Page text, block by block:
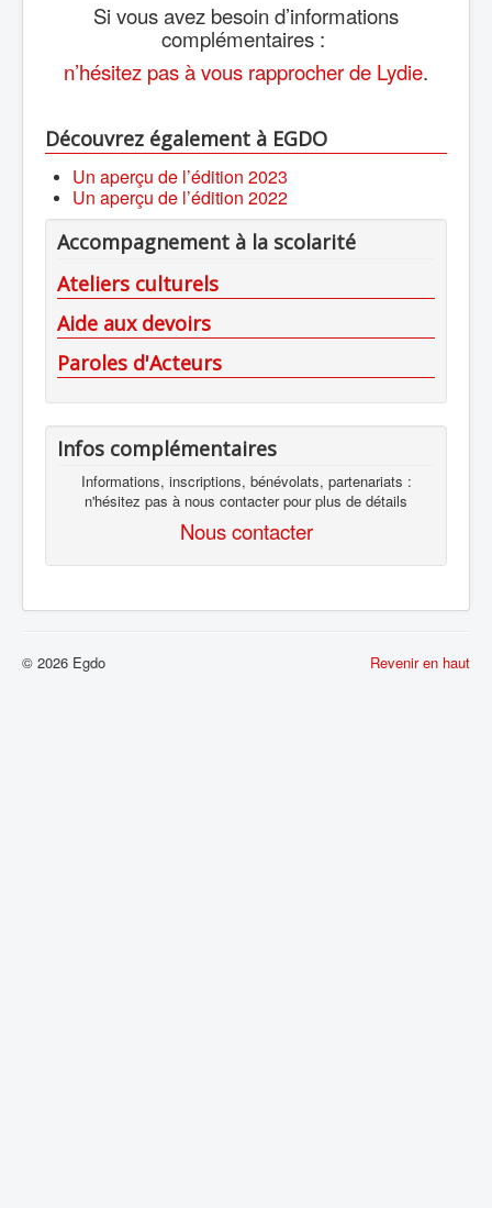
Si vous avez besoin d’informations
complémentaires :
n’hésitez pas à vous rapprocher de Lydie.
Découvrez également à EGDO
Un aperçu de l’édition 2023
Un aperçu de l’édition 2022
Accompagnement à la scolarité
Ateliers culturels
Aide aux devoirs
Paroles d'Acteurs
Infos complémentaires
Informations, inscriptions, bénévolats, partenariats :
n'hésitez pas à nous contacter pour plus de détails
Nous contacter
Revenir en haut
© 2026 Egdo